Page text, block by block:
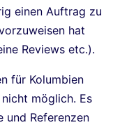
einen Auftrag zu
hat
Reviews etc.).
für Kolumbien
möglich. Es
und Referenzen